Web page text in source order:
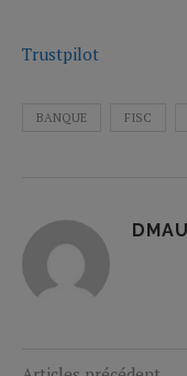
Trustpilot
BANQUE FISC